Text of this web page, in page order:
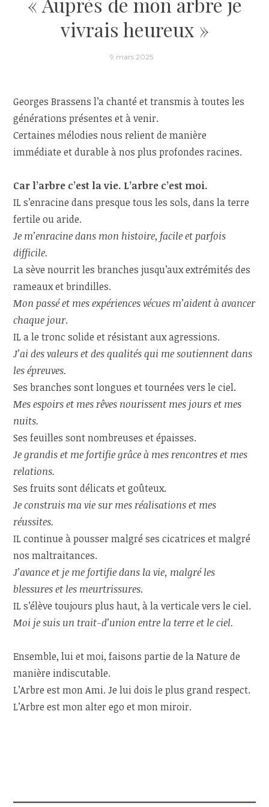
vivrais heureux »
9 mars 2025
Georges Brassens l’a chanté et transmis à toutes les
générations présentes et à venir.
Certaines mélodies nous relient de manière
immédiate et durable à nos plus profondes racines.
Car l’arbre c’est la vie. L’arbre c’est moi.
IL s’enracine dans presque tous les sols, dans la terre
fertile ou aride.
Je m’enracine dans mon histoire,facile et parfois
difficile.
La sève nourrit les branches jusqu’aux extrémités des
rameaux et brindilles.
Mon passé et mes expériences vécues m’aident à avancer
chaque jour.
IL a le tronc solide et résistant aux agressions.
J’ai des valeurs et des qualités qui me soutiennent dans
les épreuves.
Ses branches sont longues et tournées vers le ciel.
Mes espoirs et mes rêves nourissent mes jours et mes
nuits.
Ses feuilles sont nombreuses et épaisses.
Je grandis et me fortifie grâce à mes rencontres et mes
relations.
Ses fruits sont délicats et goûteux.
Je construis ma vie sur mes réalisations et mes
réussites.
IL continue à pousser malgré ses cicatrices et malgré
nos maltraitances.
J’avance et je me fortifie dans la vie, malgré les
blessures et les meurtrissures.
IL s’élève toujours plus haut, à la verticale vers le ciel.
Moi je suis un trait-d’union entre la terre et le ciel.
Ensemble, lui et moi, faisons partie de la Nature de
manière indiscutable.
L’Arbre est mon Ami. Je lui dois le plus grand respect.
L’Arbre est mon alter ego et mon miroir.